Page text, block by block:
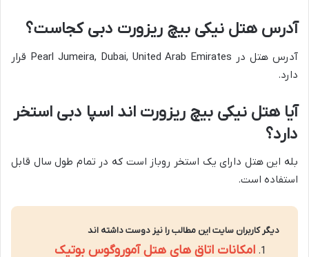
آدرس هتل نیکی بیچ ریزورت دبی کجاست؟
آدرس هتل در Pearl Jumeira, Dubai, United Arab Emirates قرار
دارد.
آیا هتل نیکی بیچ ریزورت اند اسپا دبی استخر
دارد؟
بله این هتل دارای یک استخر روباز است که در تمام طول سال قابل
استفاده است.
دیگر کاربران سایت این مطالب را نیز دوست داشته اند
امکانات اتاق های هتل آموروگوس بوتیک